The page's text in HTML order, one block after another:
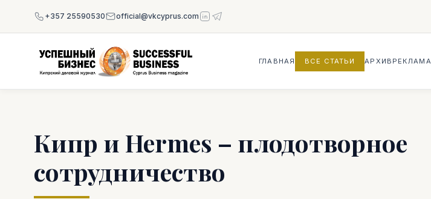
+357 25590530 official@vkcyprus.com
ГЛАВНАЯ ВСЕ СТАТЬИ АРХИВ РЕКЛАМА
Кипр и Hermes – плодотворное
сотрудничество